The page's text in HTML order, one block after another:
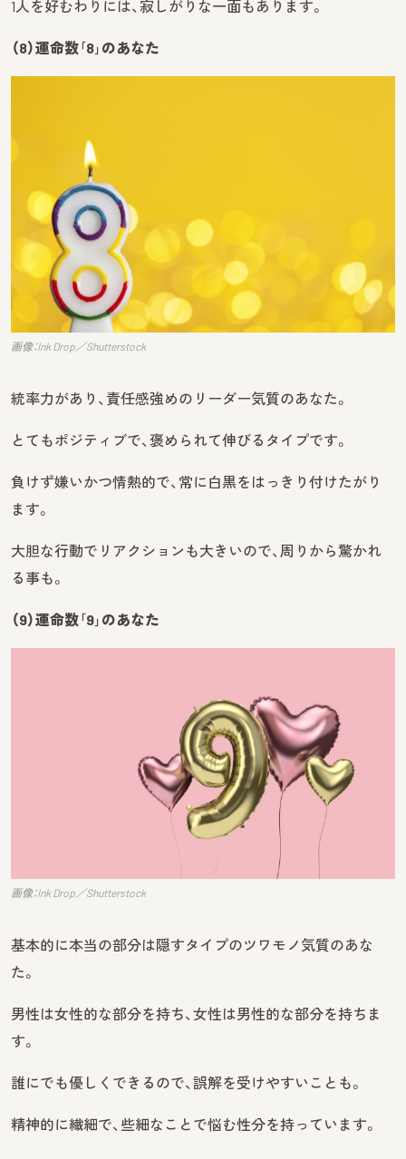
1人を好むわりには、寂しがりな一面もあります。
（8）運命数｢8｣のあなた
画像：Ink Drop／Shutterstock
統率力があり、責任感強めのリーダー気質のあなた。
とてもポジティブで、褒められて伸びるタイプです。
負けず嫌いかつ情熱的で、常に白黒をはっきり付けたがり
ます。
大胆な行動でリアクションも大きいので、周りから驚かれ
る事も。
（9）運命数｢9｣のあなた
画像：Ink Drop／Shutterstock
基本的に本当の部分は隠すタイプのツワモノ気質のあな
た。
男性は女性的な部分を持ち、女性は男性的な部分を持ちま
す。
誰にでも優しくできるので、誤解を受けやすいことも。
精神的に繊細で、些細なことで悩む性分を持っています。